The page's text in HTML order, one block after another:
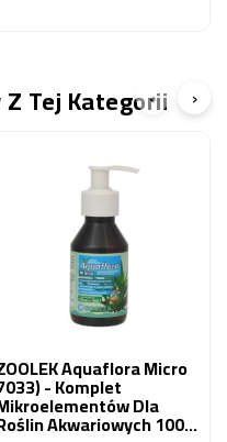
Tej Kategorii
Aquaflora Micro
- Komplet
Dla
Akwariowych 100
‹ ›